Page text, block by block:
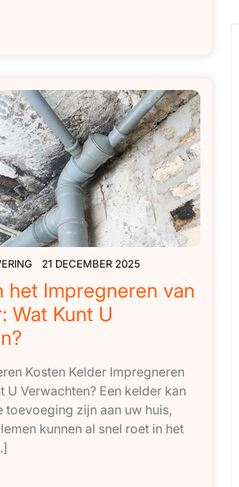
21 DECEMBER 2025
het Impregneren van
Wat Kunt U
Kosten Kelder Impregneren
U Verwachten? Een kelder kan
toevoeging zijn aan uw huis,
kunnen al snel roet in het